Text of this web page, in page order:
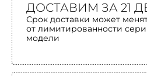
ДОСТАВИМ ЗА 21
Срок доставки может
от лимитированности
модели